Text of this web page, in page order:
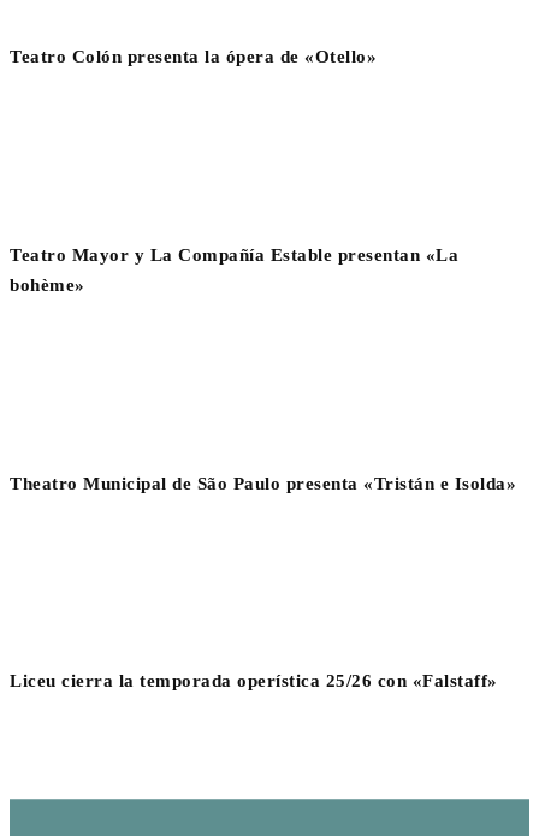
Teatro Colón presenta la ópera de «Otello»
Teatro Mayor y La Compañía Estable presentan «La
bohème»
Theatro Municipal de São Paulo presenta «Tristán e Isolda»
Liceu cierra la temporada operística 25/26 con «Falstaff»